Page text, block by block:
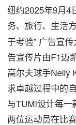
纽约2025年9月4
务、旅行、生活
于考验" 广告宣
告宣传片由F1迈
高尔夫球手Nelly
求卓越过程中的
与TUMI设计每一
两位运动员在比